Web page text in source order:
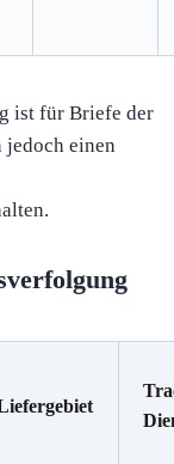
ist für Briefe der
jedoch einen